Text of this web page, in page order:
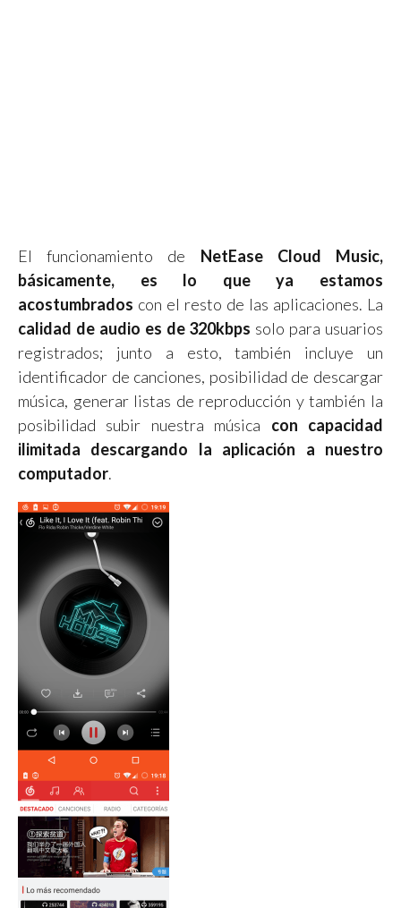
El funcionamiento de NetEase Cloud Music,
básicamente, es lo que ya estamos
acostumbrados con el resto de las aplicaciones. La
calidad de audio es de 320kbps solo para usuarios
registrados; junto a esto, también incluye un
identificador de canciones, posibilidad de descargar
música, generar listas de reproducción y también la
posibilidad subir nuestra música con capacidad
ilimitada descargando la aplicación a nuestro
computador.